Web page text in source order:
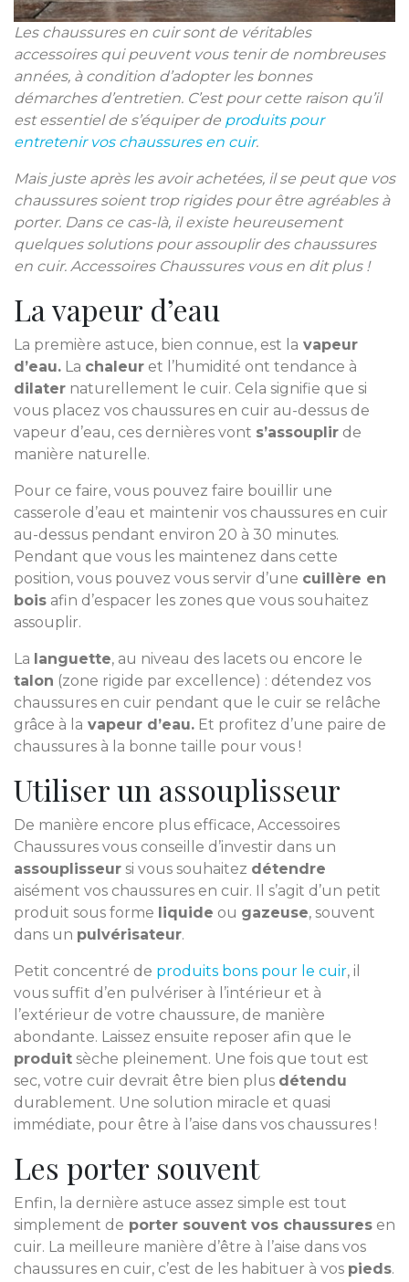
Les chaussures en cuir sont de véritables
accessoires qui peuvent vous tenir de nombreuses
années, à condition d’adopter les bonnes
démarches d’entretien. C’est pour cette raison qu’il
est essentiel de s’équiper de produits pour
entretenir vos chaussures en cuir.
Mais juste après les avoir achetées, il se peut que vos
chaussures soient trop rigides pour être agréables à
porter. Dans ce cas-là, il existe heureusement
quelques solutions pour assouplir des chaussures
en cuir. Accessoires Chaussures vous en dit plus !
La vapeur d’eau
La première astuce, bien connue, est la vapeur
d’eau. La chaleur et l’humidité ont tendance à
dilater naturellement le cuir. Cela signifie que si
vous placez vos chaussures en cuir au-dessus de
vapeur d’eau, ces dernières vont s’assouplir de
manière naturelle.
Pour ce faire, vous pouvez faire bouillir une
casserole d’eau et maintenir vos chaussures en cuir
au-dessus pendant environ 20 à 30 minutes.
Pendant que vous les maintenez dans cette
position, vous pouvez vous servir d’une cuillère en
bois afin d’espacer les zones que vous souhaitez
assouplir.
La languette, au niveau des lacets ou encore le
talon (zone rigide par excellence) : détendez vos
chaussures en cuir pendant que le cuir se relâche
grâce à la vapeur d’eau. Et profitez d’une paire de
chaussures à la bonne taille pour vous !
Utiliser un assouplisseur
De manière encore plus efficace, Accessoires
Chaussures vous conseille d’investir dans un
assouplisseur si vous souhaitez détendre
aisément vos chaussures en cuir. Il s’agit d’un petit
produit sous forme liquide ou gazeuse, souvent
dans un pulvérisateur.
Petit concentré de produits bons pour le cuir, il
vous suffit d’en pulvériser à l’intérieur et à
l’extérieur de votre chaussure, de manière
abondante. Laissez ensuite reposer afin que le
produit sèche pleinement. Une fois que tout est
sec, votre cuir devrait être bien plus détendu
durablement. Une solution miracle et quasi
immédiate, pour être à l’aise dans vos chaussures !
Les porter souvent
Enfin, la dernière astuce assez simple est tout
simplement de porter souvent vos chaussures en
cuir. La meilleure manière d’être à l’aise dans vos
chaussures en cuir, c’est de les habituer à vos pieds.